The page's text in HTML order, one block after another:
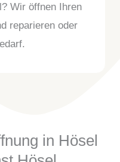
Wir öffnen Ihren
reparieren oder
in Hösel